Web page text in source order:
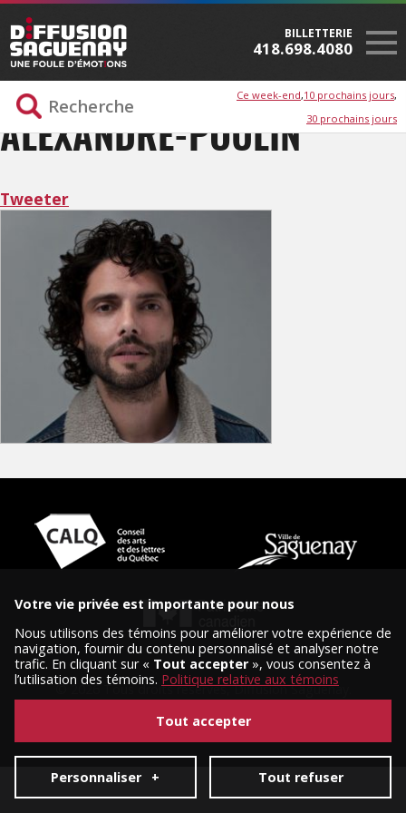
BILLETTERIE
418.698.4080
Ce week-end 10 prochains jours
30 prochains jours
ALEXANDRE-POULIN
Tweeter
© 2026 Tous droits réservés, Diffusion Saguenay.
Conception et réalisation :Nubee|Mes préférences cookies
Votre vie privée est importante pour nous
Nous utilisons des témoins pour améliorer votre expérience de
navigation, fournir du contenu personnalisé et analyser notre
trafic. En cliquant sur « Tout accepter», vous consentez à
l’utilisation des témoins. Politique relative aux témoins
Personnaliser + Tout refuser
Tout accepter